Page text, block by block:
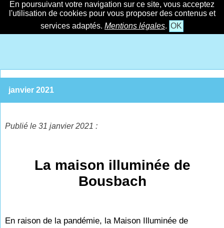
En poursuivant votre navigation sur ce site, vous acceptez
l'utilisation de cookies pour vous proposer des contenus et
services adaptés. Mentions légales. OK
janvier 2021
Publié le 31 janvier 2021 :
La maison illuminée de
Bousbach
En raison de la pandémie, la Maison Illuminée de